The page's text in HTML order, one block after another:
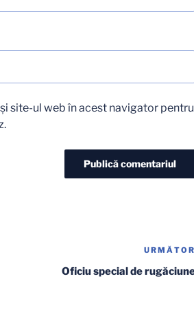
site-ul web în acest navigator pentru
URMĂTOR
Oficiu special de